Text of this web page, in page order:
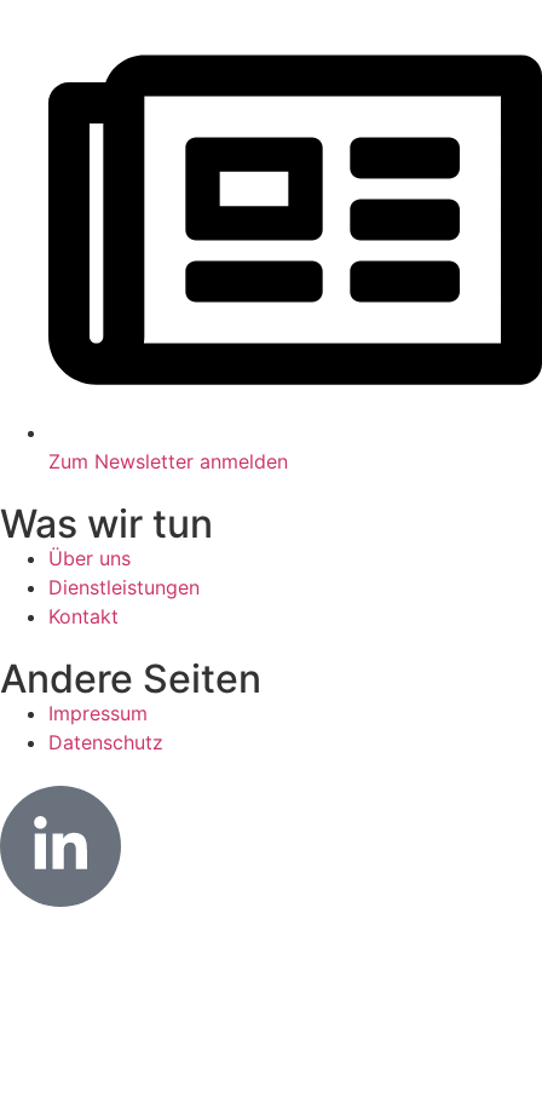
Zum Newsletter anmelden
Was wir tun
Über uns
Dienstleistungen
Kontakt
Andere Seiten
Impressum
Datenschutz